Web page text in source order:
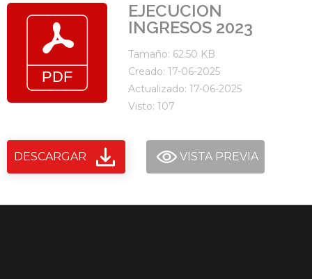
EJECUCION
INGRESOS 2023
Tamaño: 62.50 KB
Creado: 17-06-2025
Actualizado: 17-06-2025
Visto: 107
DESCARGAR VISTA PREVIA